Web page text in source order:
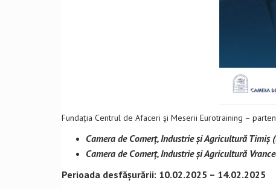
Fundația Centrul de Afaceri și Meserii Eurotraining –
Camera de Comerț, Industrie și Agricultură Timiș
Camera de Comerț, Industrie și Agricultură
Perioada desfășurării: 10.02.2025 – 14.02.2025